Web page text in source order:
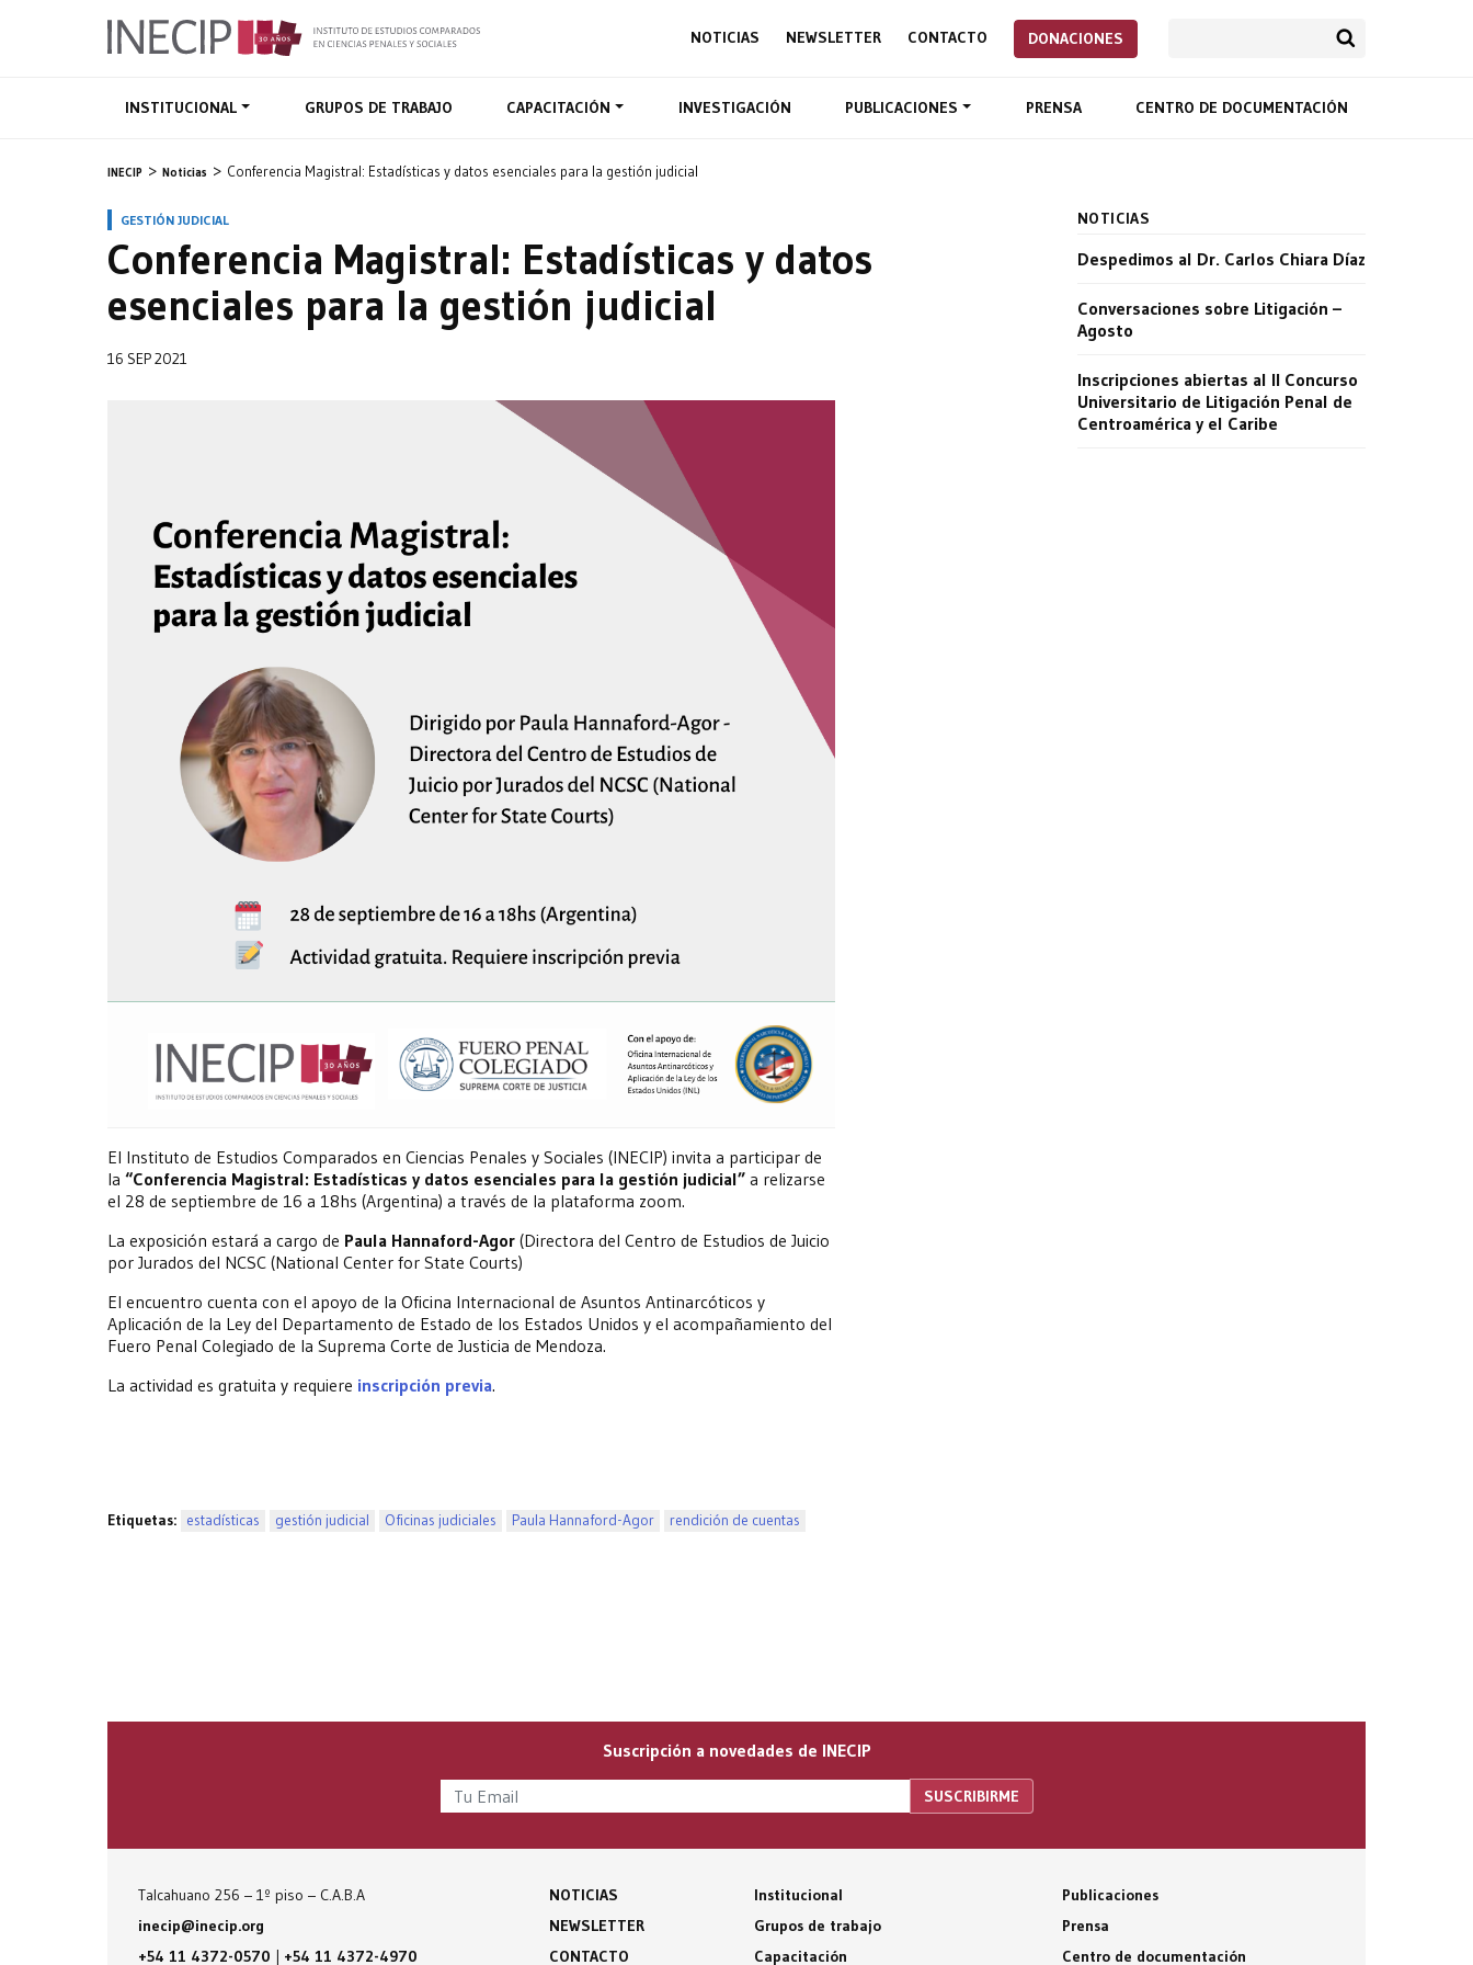
NOTICIAS NEWSLETTER CONTACTO DONACIONES
INSTITUCIONAL GRUPOS DE TRABAJO CAPACITACIÓN INVESTIGACIÓN PUBLICACIONES PRENSA CENTRO DE DOCUMENTACIÓN
INECIP Noticias Conferencia Magistral: Estadísticas y datos esenciales para la gestión judicial
GESTIÓN JUDICIAL
Conferencia Magistral: Estadísticas y datos
esenciales para la gestión judicial
16 SEP 2021
El Instituto de Estudios Comparados en Ciencias Penales y Sociales (INECIP) invita a participar de
la “Conferencia Magistral: Estadísticas y datos esenciales para la gestión judicial” a relizarse
el 28 de septiembre de 16 a 18hs (Argentina) a través de la plataforma zoom.
La exposición estará a cargo de Paula Hannaford-Agor (Directora del Centro de Estudios de Juicio
por Jurados del NCSC (National Center for State Courts)
El encuentro cuenta con el apoyo de la Oficina Internacional de Asuntos Antinarcóticos y
Aplicación de la Ley del Departamento de Estado de los Estados Unidos y el acompañamiento del
Fuero Penal Colegiado de la Suprema Corte de Justicia de Mendoza.
La actividad es gratuita y requiere inscripción previa.
Etiquetas: estadísticas gestión judicial Oficinas judiciales Paula Hannaford-Agor rendición de cuentas
NOTICIAS
Despedimos al Dr. Carlos Chiara Díaz
Conversaciones sobre Litigación –
Agosto
Inscripciones abiertas al II Concurso
Universitario de Litigación Penal de
Centroamérica y el Caribe
Suscripción a novedades de INECIP
Talcahuano 256 – 1º piso – C.A.B.A
inecip@inecip.org
+54 11 4372-0570
+54 11 4372-4970
NOTICIAS
NEWSLETTER
CONTACTO
Institucional
Grupos de trabajo
Capacitación
Publicaciones
Prensa
Centro de documentación